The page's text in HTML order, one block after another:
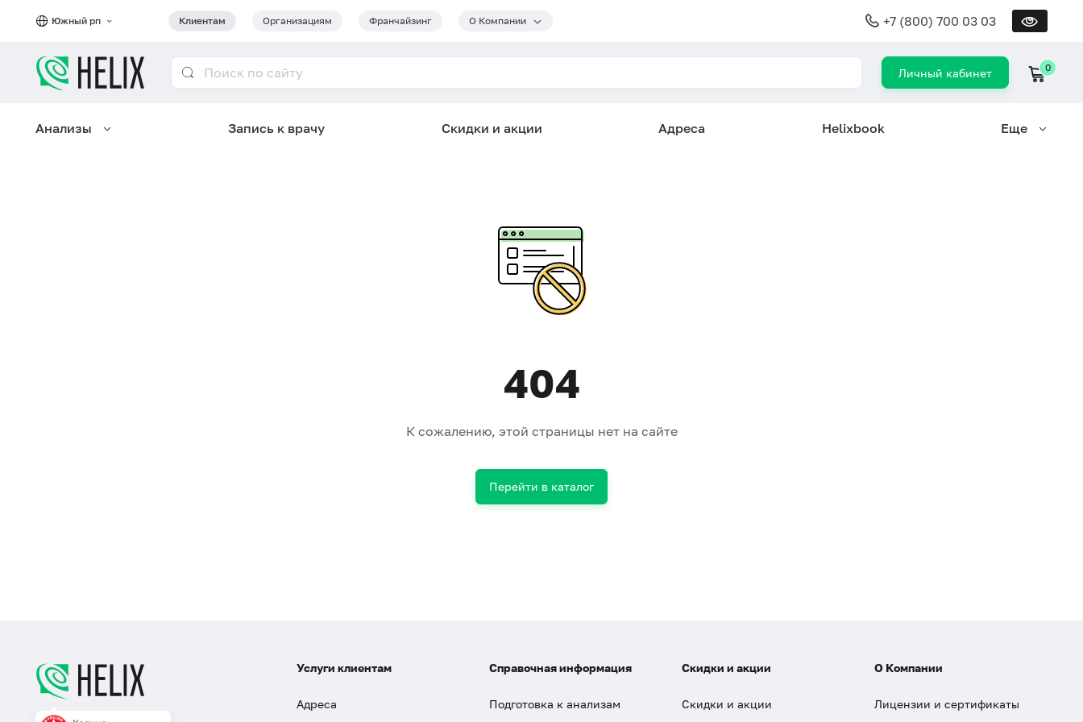
Южный рп Клиентам Организациям Франчайзинг О Компании +7 (800) 700 03 03
Личный кабинет 0
Анализы Запись к врачу Скидки и акции Адреса Helixbook Еще
404
К сожалению, этой страницы нет на сайте
Перейти в каталог
Услуги клиентам
Адреса
Справочная информация
Подготовка к анализам
Скидки и акции
Скидки и акции
О Компании
Лицензии и сертификаты